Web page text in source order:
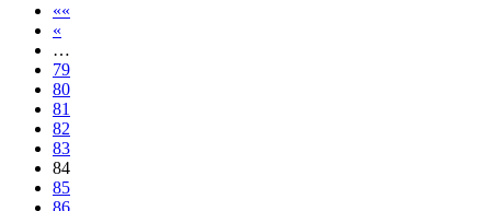
««
«
…
79
80
81
82
83
84
85